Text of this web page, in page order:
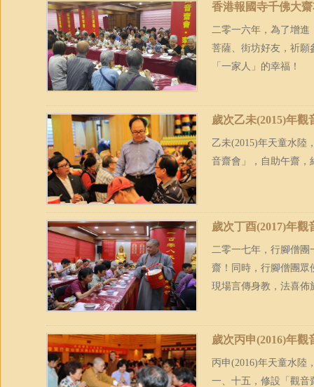
香港報國寺千佛大
二零一六年，為了增進
菩薩、街坊好友，祈願
「一家人」的幸福！
歲次乙未(2015)年觀
乙未(2015)年天童水陸
音齋會」，自助午齋，
歲次丁酉(2017)年觀
二零一七年，行腳僧團
齋！同時，行腳僧團眾
現場言傳身教，法喜佈
歲次丙申(2016)年觀
丙申(2016)年天童水陸
一、十五，修設「觀音